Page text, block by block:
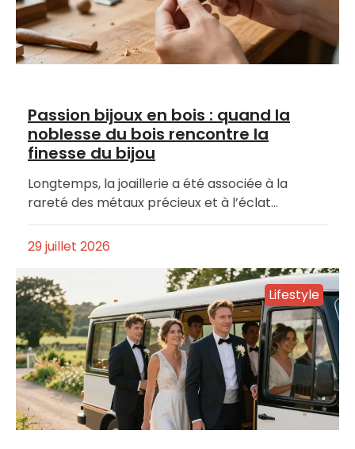
Passion bijoux en bois : quand la
noblesse du bois rencontre la
finesse du bijou
Longtemps, la joaillerie a été associée à la
rareté des métaux précieux et à l’éclat…
29 juillet 2026
Lifestyle